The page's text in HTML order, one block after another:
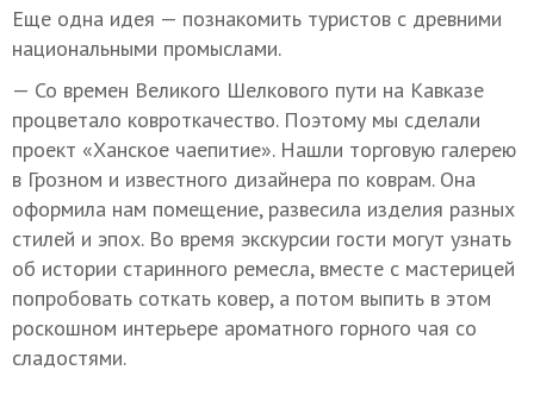
Еще одна идея — познакомить туристов с древними
национальными промыслами.
— Со времен Великого Шелкового пути на Кавказе
процветало ковроткачество. Поэтому мы сделали
проект «Ханское чаепитие». Нашли торговую галерею
в Грозном и известного дизайнера по коврам. Она
оформила нам помещение, развесила изделия разных
стилей и эпох. Во время экскурсии гости могут узнать
об истории старинного ремесла, вместе с мастерицей
попробовать соткать ковер, а потом выпить в этом
роскошном интерьере ароматного горного чая со
сладостями.